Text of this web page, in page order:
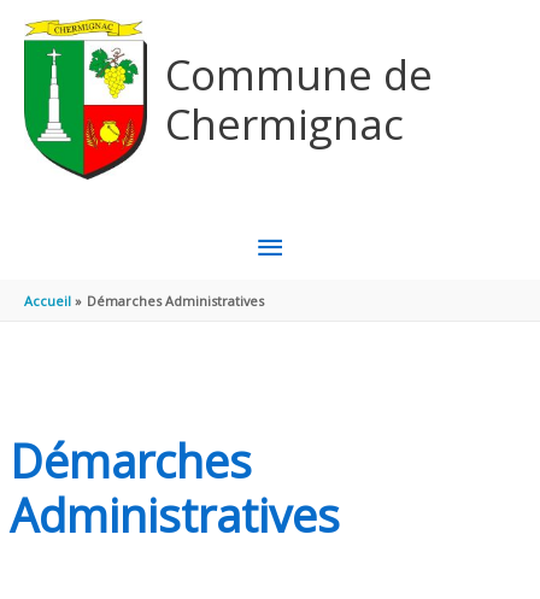
Commune de
Chermignac
MENU
PRINCIPAL
Accueil Démarches Administratives
Démarches
Administratives